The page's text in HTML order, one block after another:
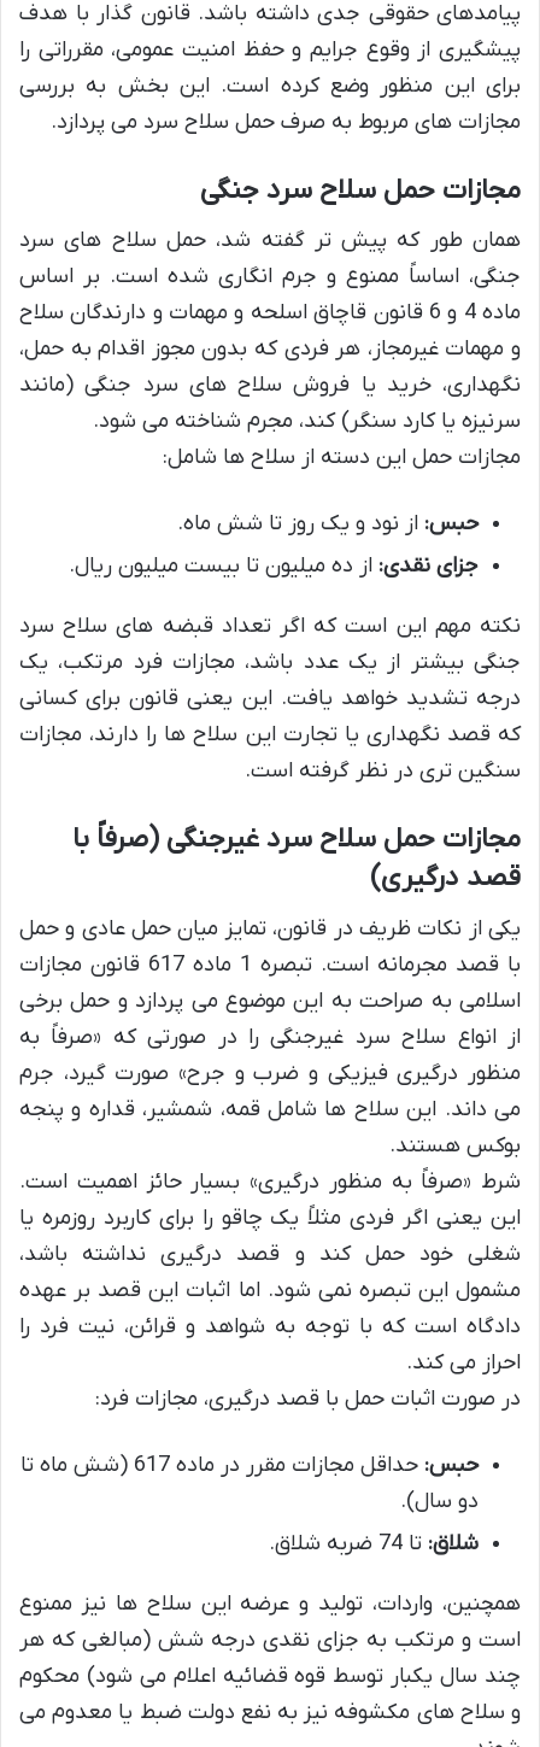
پیامدهای حقوقی جدی داشته باشد. قانون گذار با هدف
پیشگیری از وقوع جرایم و حفظ امنیت عمومی، مقرراتی را
برای این منظور وضع کرده است. این بخش به بررسی
مجازات های مربوط به صرف حمل سلاح سرد می پردازد.
مجازات حمل سلاح سرد جنگی
همان طور که پیش تر گفته شد، حمل سلاح های سرد
جنگی، اساساً ممنوع و جرم انگاری شده است. بر اساس
ماده 4 و 6 قانون قاچاق اسلحه و مهمات و دارندگان سلاح
و مهمات غیرمجاز، هر فردی که بدون مجوز اقدام به حمل،
نگهداری، خرید یا فروش سلاح های سرد جنگی (مانند
سرنیزه یا کارد سنگر) کند، مجرم شناخته می شود.
مجازات حمل این دسته از سلاح ها شامل:
حبس: از نود و یک روز تا شش ماه.
جزای نقدی: از ده میلیون تا بیست میلیون ریال.
نکته مهم این است که اگر تعداد قبضه های سلاح سرد
جنگی بیشتر از یک عدد باشد، مجازات فرد مرتکب، یک
درجه تشدید خواهد یافت. این یعنی قانون برای کسانی
که قصد نگهداری یا تجارت این سلاح ها را دارند، مجازات
سنگین تری در نظر گرفته است.
مجازات حمل سلاح سرد غیرجنگی (صرفاً با
قصد درگیری)
یکی از نکات ظریف در قانون، تمایز میان حمل عادی و حمل
با قصد مجرمانه است. تبصره 1 ماده 617 قانون مجازات
اسلامی به صراحت به این موضوع می پردازد و حمل برخی
از انواع سلاح سرد غیرجنگی را در صورتی که «صرفاً به
منظور درگیری فیزیکی و ضرب و جرح» صورت گیرد، جرم
می داند. این سلاح ها شامل قمه، شمشیر، قداره و پنجه
بوکس هستند.
شرط «صرفاً به منظور درگیری» بسیار حائز اهمیت است.
این یعنی اگر فردی مثلاً یک چاقو را برای کاربرد روزمره یا
شغلی خود حمل کند و قصد درگیری نداشته باشد،
مشمول این تبصره نمی شود. اما اثبات این قصد بر عهده
دادگاه است که با توجه به شواهد و قرائن، نیت فرد را
احراز می کند.
در صورت اثبات حمل با قصد درگیری، مجازات فرد:
حبس:
حداقل مجازات مقرر در ماده 617 (شش ماه تا
دو سال).
شلاق: تا 74 ضربه شلاق.
همچنین، واردات، تولید و عرضه این سلاح ها نیز ممنوع
است و مرتکب به جزای نقدی درجه شش (مبالغی که هر
چند سال یکبار توسط قوه قضائیه اعلام می شود) محکوم
و سلاح های مکشوفه نیز به نفع دولت ضبط یا معدوم می